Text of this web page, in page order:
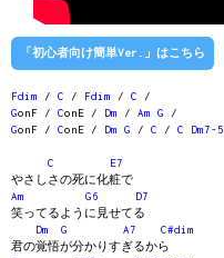
「初心者向け簡単Ver.」はこちら
Fdim / C / Fdim / C /
GonF / ConE / Dm / Am G /
GonF / ConE / Dm G / C / C Dm7-5
C
E7
やさしさの死に化粧で
Am
G6
D7
笑ってるように見せてる
Dm
G A7
C#dim
君の覚悟が分かりすぎるから